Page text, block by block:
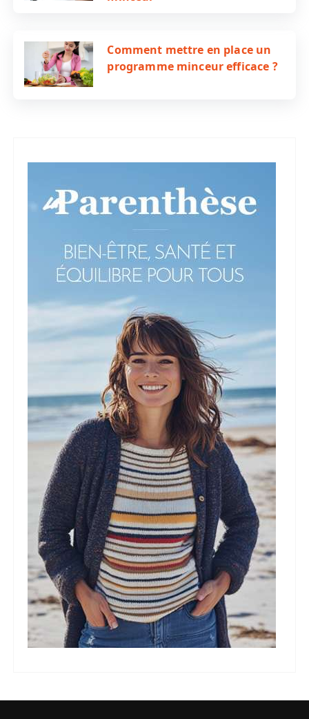
Comment mettre en place un
programme minceur efficace ?